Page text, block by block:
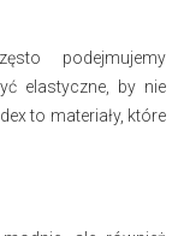
podejmujemy
elastyczne, by nie
to materiały, które